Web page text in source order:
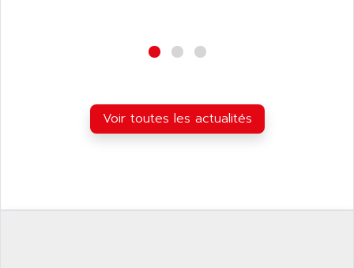
Voir toutes les actualités